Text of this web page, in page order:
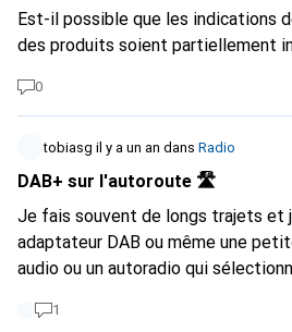
Est-il possible que les indications
des produits soient partiellement
0
tobiasg il y a un an dans Radio
DAB+ sur l'autoroute 🛣️
Je fais souvent de longs trajets et
adaptateur DAB ou même une
audio ou un autoradio qui
Comme pour la FM, qui est
1